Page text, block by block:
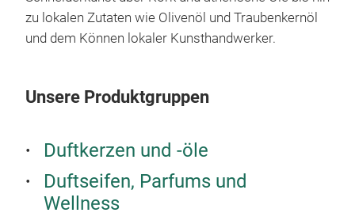
zu lokalen Zutaten wie Olivenöl und Traubenkernöl
und dem Können lokaler Kunsthandwerker.
Unsere Produktgruppen
Duftkerzen und -öle
Duftseifen, Parfums und
Wellness